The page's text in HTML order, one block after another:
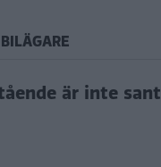
är inte sant